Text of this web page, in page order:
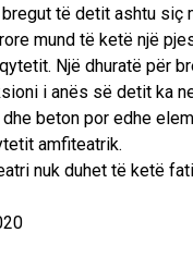
të detit ashtu siç
mund të ketë një
Një dhuratë për
i anës së detit ka
beton por edhe
amfiteatrik.
nuk duhet të ketë